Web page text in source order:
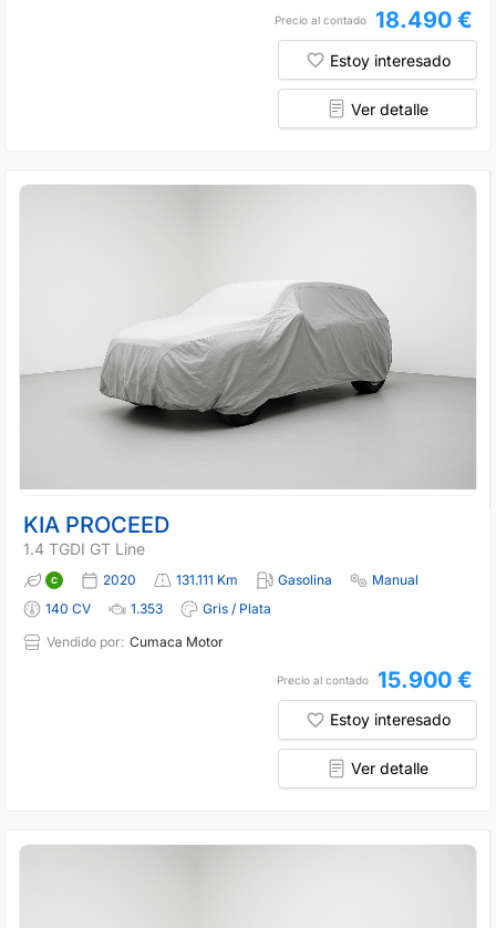
Precio al contado 18.490 €
Estoy interesado
Ver detalle
KIA PROCEED
1.4 TGDI GT Line
2020 131.111 Km Gasolina
Manual
140 CV
1.353
Gris / Plata
Vendido por: Cumaca Motor
Precio al contado 15.900 €
Estoy interesado
Ver detalle